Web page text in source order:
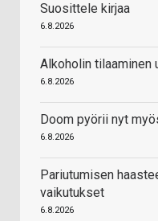
Suosittele kirjaa
6.8.2026
Alkoholin tilaaminen
6.8.2026
Doom pyörii nyt
6.8.2026
Pariutumisen
vaikutukset
6.8.2026